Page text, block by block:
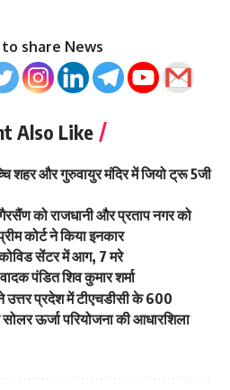
share News
Also Like
शहर और गुरुवायुर मंदिर में जियो ट्रू 5जी
को राजधानी और प्रताप नगर को
कोर्ट ने किया इनकार
सेंटर में आग, 7 मरे
पंडित शिव कुमार शर्मा
उत्तर प्रदेश में टीएचडीसी के 600
ऊर्जा परियोजना की आधारशिला